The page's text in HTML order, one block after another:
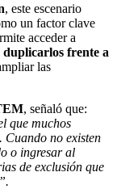
, este escenario
un factor clave
acceder a
duplicarlos frente a
las
, señaló que:
que muchos
Cuando no existen
o ingresar al
de exclusión que